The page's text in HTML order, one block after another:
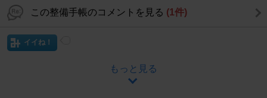
この整備手帳のコメントを見る (1件)
イイね！
もっと見る